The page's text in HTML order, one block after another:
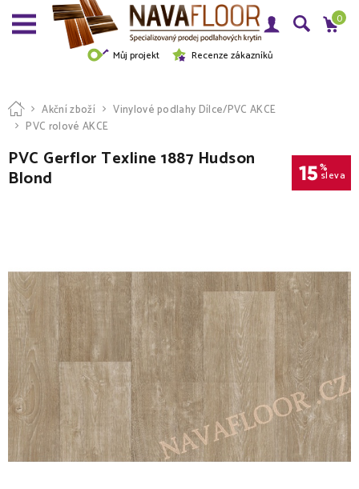
Můj projekt Recenze zákazníků
0
Akční zboží
Vinylové podlahy Dílce/PVC AKCE
PVC rolové AKCE
PVC Gerflor Texline 1887 Hudson
Blond 15 %
sleva